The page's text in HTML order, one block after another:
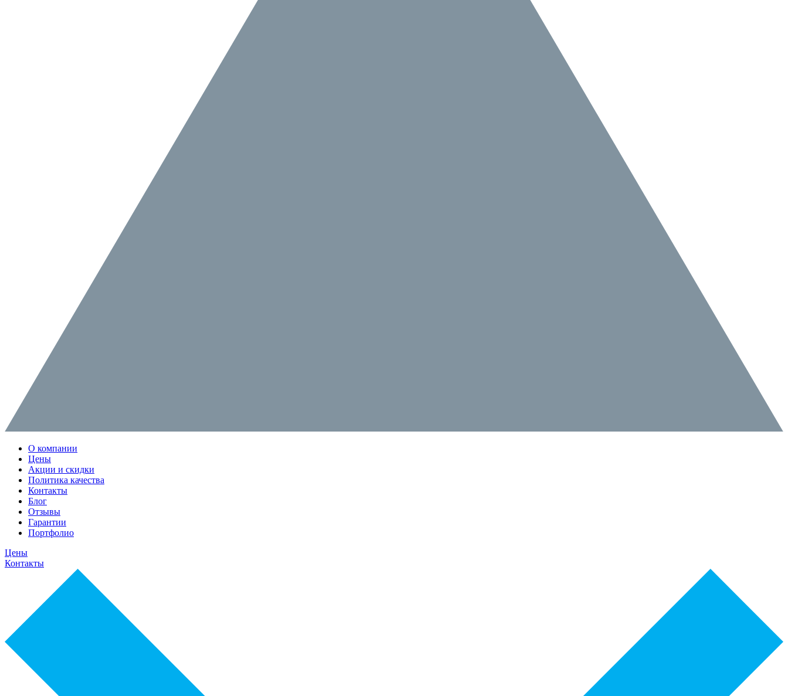
О компании
Цены
Акции и скидки
Политика качества
Контакты
Блог
Отзывы
Гарантии
Портфолио
Цены
Контакты